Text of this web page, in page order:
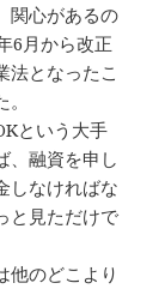
関心があるの
6月から改正
法となったこ
という大手
、融資を申し
しなければな
と見ただけで
他のどこより